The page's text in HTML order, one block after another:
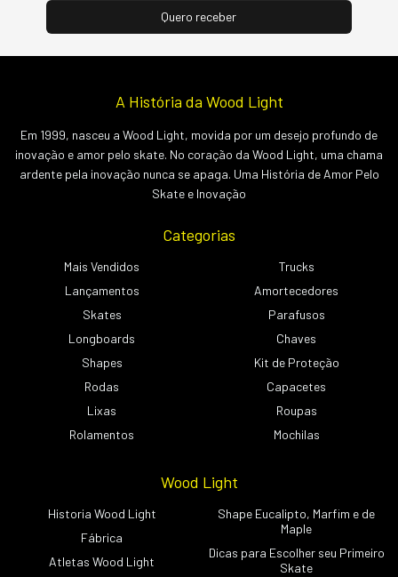
A História da Wood Light
Em 1999, nasceu a Wood Light, movida por um desejo profundo de
inovação e amor pelo skate. No coração da Wood Light, uma chama
ardente pela inovação nunca se apaga. Uma História de Amor Pelo
Skate e Inovação
Categorias
Mais Vendidos
Lançamentos
Skates
Longboards
Shapes
Rodas
Lixas
Rolamentos
Trucks
Amortecedores
Parafusos
Chaves
Kit de Proteção
Capacetes
Roupas
Mochilas
Wood Light
Historia Wood Light
Fábrica
Atletas Wood Light
Shape Eucalipto, Marfim e de
Maple
Dicas para Escolher seu Primeiro
Skate